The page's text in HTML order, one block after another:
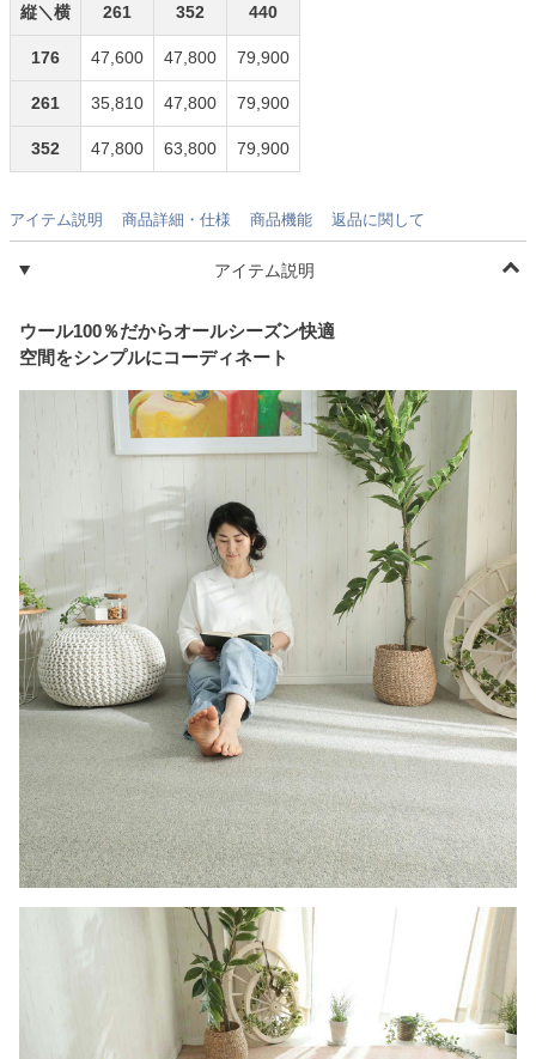
縦＼横 261 352 440
176 47,600 47,800 79,900
261 35,810 47,800 79,900
352 47,800 63,800 79,900
アイテム説明 商品詳細・仕様 商品機能 返品に関して
アイテム説明
ウール100％だからオールシーズン快適
空間をシンプルにコーディネート